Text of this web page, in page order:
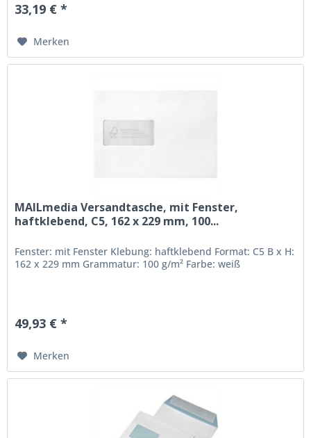
33,19 € *
Merken
MAILmedia Versandtasche, mit Fenster,
haftklebend, C5, 162 x 229 mm, 100...
Fenster: mit Fenster Klebung: haftklebend Format: C5 B x H:
162 x 229 mm Grammatur: 100 g/m² Farbe: weiß
49,93 € *
Merken